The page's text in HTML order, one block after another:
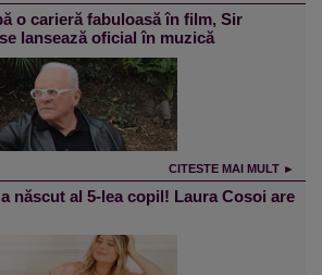
o carieră fabuloasă în film, Sir
lansează oficial în muzică
CITESTE MAI MULT ►
născut al 5-lea copil! Laura Cosoi are